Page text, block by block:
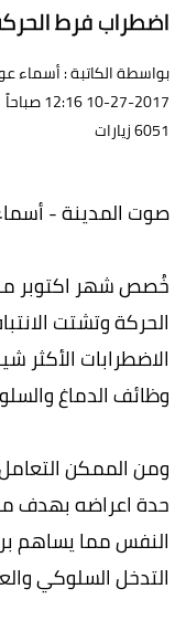
اضطراب فرط
بواسطة الكاتبة : أسماء
10-27-2017 12:16 صباحاً
6051 زيارات
صوت المدينة -
خُصص شهر اكتوبر
الحركة وتشتت
الاضطرابات الأكثر
وظائف الدماغ
ومن الممكن
حدة اعراضه بهدف
النفس مما يساهم
التدخل السلوكي